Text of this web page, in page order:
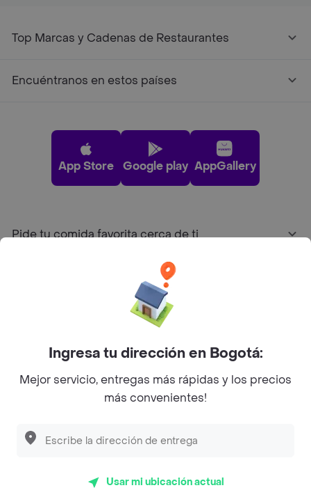
Top Marcas y Cadenas de Restaurantes
Encuéntranos en estos países
App Store Google play AppGallery
Pide tu comida favorita cerca de ti
Sobre Rappi
Facebook
Twitter
Instagram
©2026Rappi Inc. All rights reserved.
Ingresa tu dirección en Bogotá:
Mejor servicio, entregas más rápidas y los precios
más convenientes!
Usar mi ubicación actual